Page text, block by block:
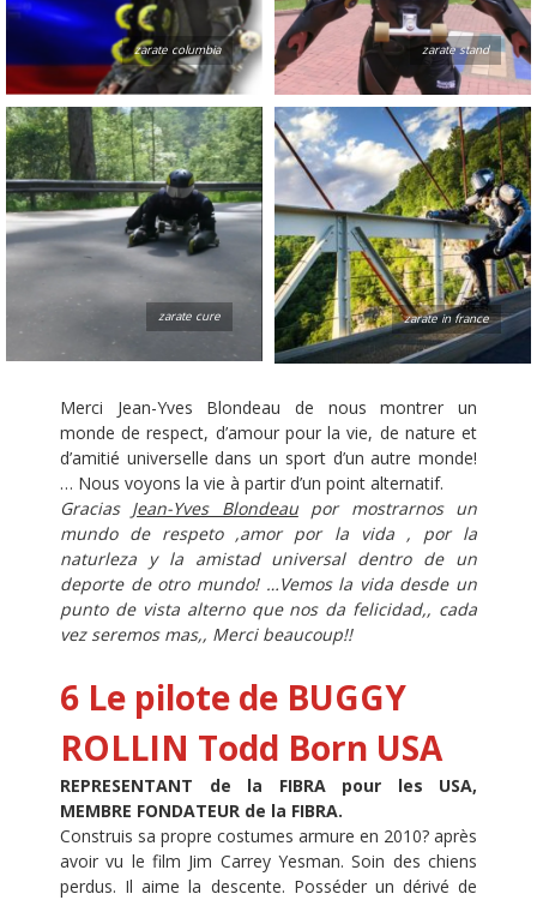
zarate columbia zarate stand
zarate cure zarate in france
Merci Jean-Yves Blondeau de nous montrer un
monde de respect, d’amour pour la vie, de nature et
d’amitié universelle dans un sport d’un autre monde!
… Nous voyons la vie à partir d’un point alternatif.
Gracias Jean-Yves Blondeaupor mostrarnos un
mundo de respeto ,amor por la vida , por la
naturleza y la amistad universal dentro de un
deporte de otro mundo! …Vemos la vida desde un
punto de vista alterno que nos da felicidad,, cada
vez seremos mas,, Merci beaucoup!!
6 Le pilote de BUGGY
ROLLIN Todd Born USA
REPRESENTANT de la FIBRA pour les USA,
MEMBRE FONDATEUR de la FIBRA.
Construis sa propre costumes armure en 2010? après
avoir vu le film Jim Carrey Yesman. Soin des chiens
perdus. Il aime la descente. Posséder un dérivé de